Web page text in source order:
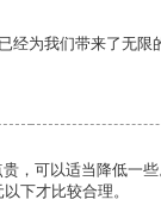
经为我们带来了无限
，可以适当降低一
下才比较合理。